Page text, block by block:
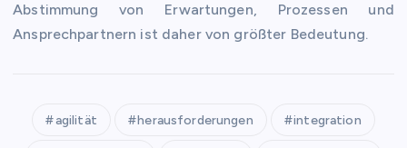
Abstimmung von Erwartungen, Prozessen und
Ansprechpartnern ist daher von größter Bedeutung.
agilität herausforderungen integration